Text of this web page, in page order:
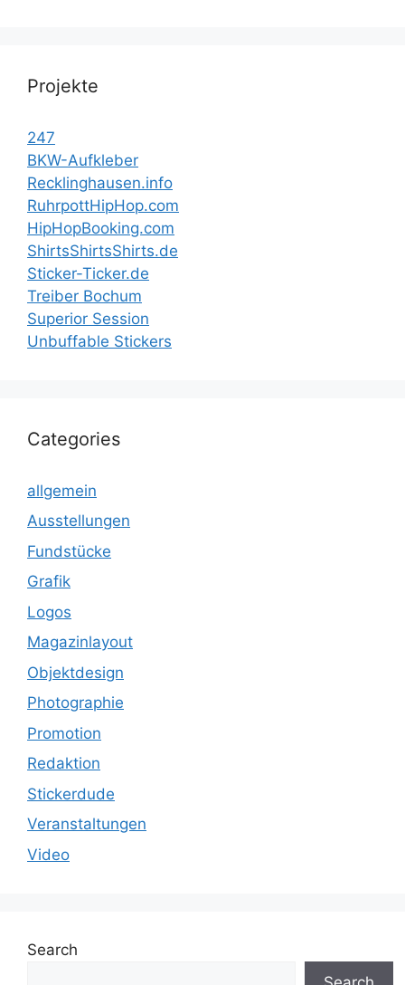
Projekte
247
BKW-Aufkleber
Recklinghausen.info
RuhrpottHipHop.com
HipHopBooking.com
ShirtsShirtsShirts.de
Sticker-Ticker.de
Treiber Bochum
Superior Session
Unbuffable Stickers
Categories
allgemein
Ausstellungen
Fundstücke
Grafik
Logos
Magazinlayout
Objektdesign
Photographie
Promotion
Redaktion
Stickerdude
Veranstaltungen
Video
Search